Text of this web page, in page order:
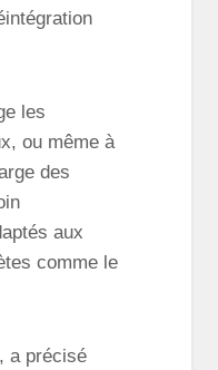
les
ou même à
des
aux
comme le
a précisé